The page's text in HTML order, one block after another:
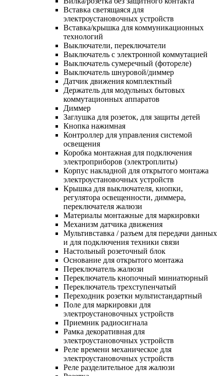
Вставка светящаяся для
электроустановочных устройств
Вставка/крышка для коммуникационных
технологий
Выключатели, переключатели
Выключатель с электронной коммутацией
Выключатель сумеречный (фотореле)
Выключатель шнуровой/диммер
Датчик движения комплектный
Держатель для модульных бытовых
коммутационных аппаратов
Диммер
Заглушка для розеток, для защиты детей
Кнопка нажимная
Контроллер для управления системой
освещения
Коробка монтажная для подключения
электроприборов (электроплиты)
Корпус накладной для открытого монтажа
электроустановочных устройств
Крышка для выключателя, кнопки,
регулятора освещенности, диммера,
переключателя жалюзи
Материалы монтажные для маркировки
Механизм датчика движения
Мультивставка / разъем для передачи данных
и для подключения техники связи
Настольный розеточный блок
Основание для открытого монтажа
Переключатель жалюзи
Переключатель кнопочный миниатюрный
Переключатель трехступенчатый
Переходник розетки мультистандартный
Поле для маркировки для
электроустановочных устройств
Приемник радиосигнала
Рамка декоративная для
электроустановочных устройств
Реле времени механическое для
электроустановочных устройств
Реле разделительное для жалюзи